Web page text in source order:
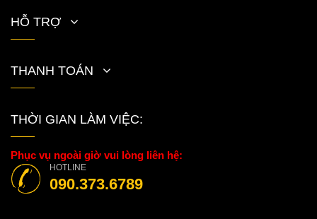
HỖ TRỢ
THANH TOÁN
THỜI GIAN LÀM VIỆC:
Phục vụ ngoài giờ vui lòng liên hệ:
HOTLINE
090.373.6789